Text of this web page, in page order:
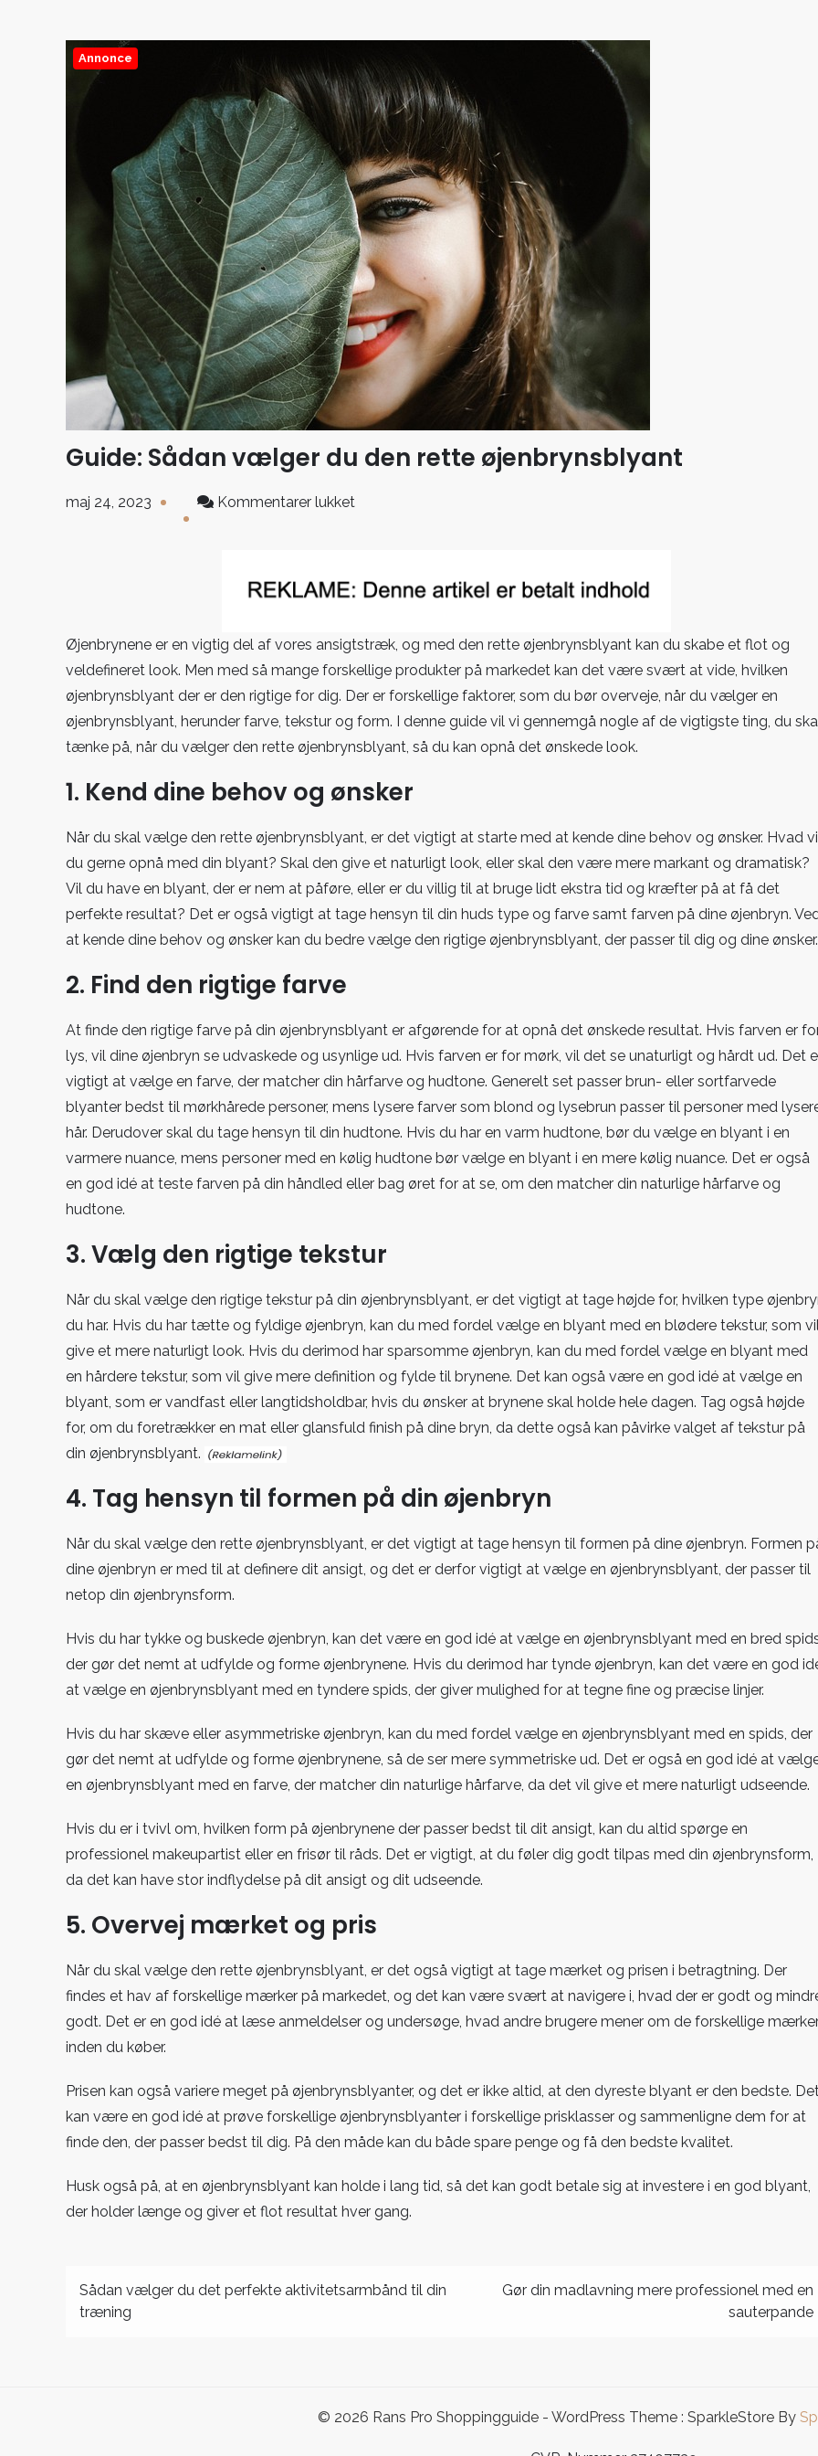
Annonce
Guide: Sådan vælger du den rette øjenbrynsblyant
maj 24, 2023 Kommentarer lukkettil
du
rette
øjenbrynsblyant
Øjenbrynene er en vigtig del af vores ansigtstræk, og med den rette øjenbrynsblyant kan du skabe et flot og
veldefineret look. Men med så mange forskellige produkter på markedet kan det være svært at vide, hvilken
øjenbrynsblyant der er den rigtige for dig. Der er forskellige faktorer, som du bør overveje, når du vælger en
øjenbrynsblyant, herunder farve, tekstur og form. I denne guide vil vi gennemgå nogle af de vigtigste ting, du
tænke på, når du vælger den rette øjenbrynsblyant, så du kan opnå det ønskede look.
1. Kend dine behov og ønsker
Når du skal vælge den rette øjenbrynsblyant, er det vigtigt at starte med at kende dine behov og ønsker. Hvad
du gerne opnå med din blyant? Skal den give et naturligt look, eller skal den være mere markant og dramatisk?
Vil du have en blyant, der er nem at påføre, eller er du villig til at bruge lidt ekstra tid og kræfter på at få det
perfekte resultat? Det er også vigtigt at tage hensyn til din huds type og farve samt farven på dine øjenbryn.
at kende dine behov og ønsker kan du bedre vælge den rigtige øjenbrynsblyant, der passer til dig og dine ønsker.
2. Find den rigtige farve
At finde den rigtige farve på din øjenbrynsblyant er afgørende for at opnå det ønskede resultat. Hvis farven er
lys, vil dine øjenbryn se udvaskede og usynlige ud. Hvis farven er for mørk, vil det se unaturligt og hårdt ud. Det
vigtigt at vælge en farve, der matcher din hårfarve og hudtone. Generelt set passer brun- eller sortfarvede
blyanter bedst til mørkhårede personer, mens lysere farver som blond og lysebrun passer til personer med
hår. Derudover skal du tage hensyn til din hudtone. Hvis du har en varm hudtone, bør du vælge en blyant i en
varmere nuance, mens personer med en kølig hudtone bør vælge en blyant i en mere kølig nuance. Det er også
en god idé at teste farven på din håndled eller bag øret for at se, om den matcher din naturlige hårfarve og
hudtone.
3. Vælg den rigtige tekstur
Når du skal vælge den rigtige tekstur på din øjenbrynsblyant, er det vigtigt at tage højde for, hvilken type
du har. Hvis du har tætte og fyldige øjenbryn, kan du med fordel vælge en blyant med en blødere tekstur, som
give et mere naturligt look. Hvis du derimod har sparsomme øjenbryn, kan du med fordel vælge en blyant med
en hårdere tekstur, som vil give mere definition og fylde til brynene. Det kan også være en god idé at vælge en
blyant, som er vandfast eller langtidsholdbar, hvis du ønsker at brynene skal holde hele dagen. Tag også højde
for, om du foretrækker en mat eller glansfuld finish på dine bryn, da dette også kan påvirke valget af tekstur på
din øjenbrynsblyant.
4. Tag hensyn til formen på din øjenbryn
Når du skal vælge den rette øjenbrynsblyant, er det vigtigt at tage hensyn til formen på dine øjenbryn. Formen
dine øjenbryn er med til at definere dit ansigt, og det er derfor vigtigt at vælge en øjenbrynsblyant, der passer til
netop din øjenbrynsform.
Hvis du har tykke og buskede øjenbryn, kan det være en god idé at vælge en øjenbrynsblyant med en bred
der gør det nemt at udfylde og forme øjenbrynene. Hvis du derimod har tynde øjenbryn, kan det være en god
at vælge en øjenbrynsblyant med en tyndere spids, der giver mulighed for at tegne fine og præcise linjer.
Hvis du har skæve eller asymmetriske øjenbryn, kan du med fordel vælge en øjenbrynsblyant med en spids, der
gør det nemt at udfylde og forme øjenbrynene, så de ser mere symmetriske ud. Det er også en god idé at
en øjenbrynsblyant med en farve, der matcher din naturlige hårfarve, da det vil give et mere naturligt udseende.
Hvis du er i tvivl om, hvilken form på øjenbrynene der passer bedst til dit ansigt, kan du altid spørge en
professionel makeupartist eller en frisør til råds. Det er vigtigt, at du føler dig godt tilpas med din øjenbrynsform,
da det kan have stor indflydelse på dit ansigt og dit udseende.
5. Overvej mærket og pris
Når du skal vælge den rette øjenbrynsblyant, er det også vigtigt at tage mærket og prisen i betragtning. Der
findes et hav af forskellige mærker på markedet, og det kan være svært at navigere i, hvad der er godt og
godt. Det er en god idé at læse anmeldelser og undersøge, hvad andre brugere mener om de forskellige
inden du køber.
Prisen kan også variere meget på øjenbrynsblyanter, og det er ikke altid, at den dyreste blyant er den bedste.
kan være en god idé at prøve forskellige øjenbrynsblyanter i forskellige prisklasser og sammenligne dem for at
finde den, der passer bedst til dig. På den måde kan du både spare penge og få den bedste kvalitet.
Husk også på, at en øjenbrynsblyant kan holde i lang tid, så det kan godt betale sig at investere i en god blyant,
der holder længe og giver et flot resultat hver gang.
Indlægsnavigation
Sådan vælger du det perfekte aktivitetsarmbånd til din
træning
Gør din madlavning mere professionel med en
sauterpande
© 2026 Rans Pro Shoppingguide - WordPress Theme : SparkleStore By